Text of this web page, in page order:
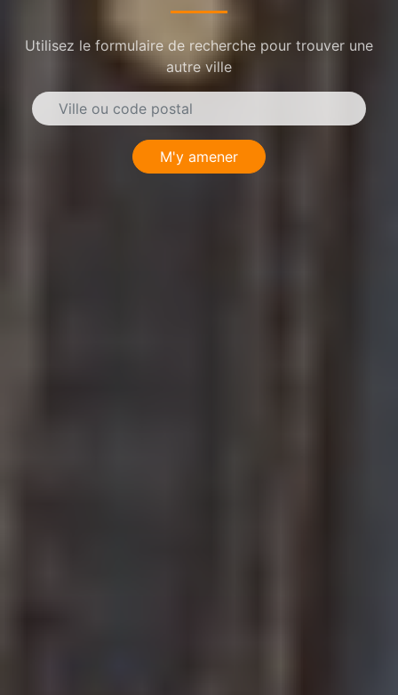
Utilisez le formulaire de recherche pour trouver une
autre ville
M'y amener